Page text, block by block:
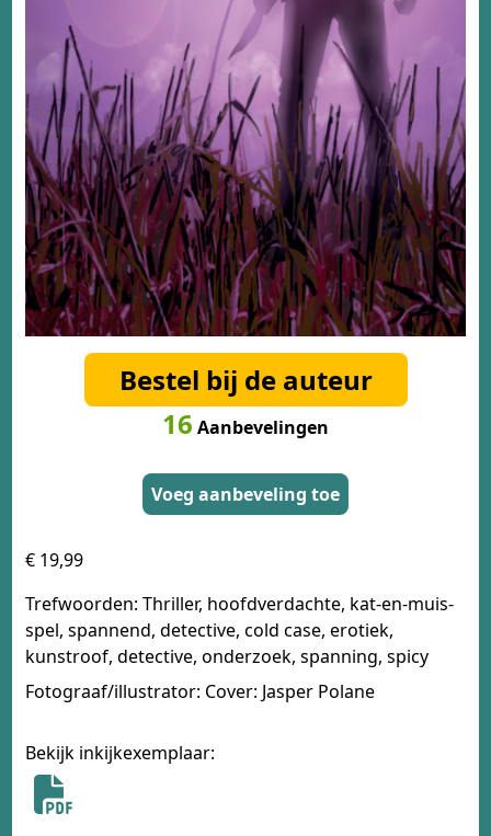
Bestel bij de auteur
16 Aanbevelingen
Voeg aanbeveling toe
€ 19,99
Trefwoorden: Thriller, hoofdverdachte, kat-en-muis-
spel, spannend, detective, cold case, erotiek,
kunstroof, detective, onderzoek, spanning, spicy
Fotograaf/illustrator: Cover: Jasper Polane
Bekijk inkijkexemplaar: